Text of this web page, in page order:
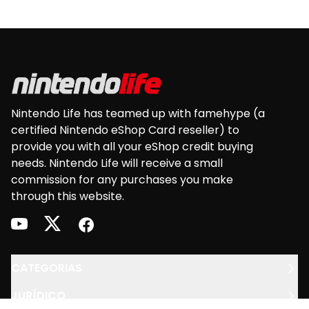
Nintendo 3DS • Nintendo 3DS XL • Nintendo 2DS •
Nintendo Life has teamed up with famehype (a
certified Nintendo eShop Card reseller) to
provide you with all your eShop credit buying
needs. Nintendo Life will receive a small
commission for any purchases you make
through this website.
youtubetwitterfacebook